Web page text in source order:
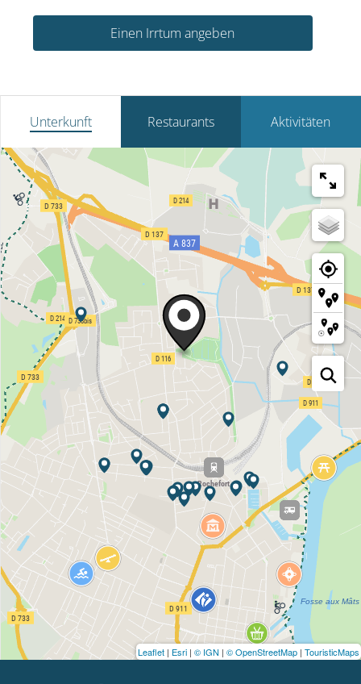
Einen Irrtum angeben
Unterkunft Restaurants Aktivitäten
Leaflet | Esri | © IGN | © OpenStreetMap | TouristicMaps